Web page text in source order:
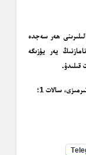
بالىلىرىنى ھەر سەجدە
يەر يۈزىگە
قىلىدۇ.
– بۇخارى، مەۋاقىت 2؛ مۇسلىم، مەساجىد 166-167؛ تىرمىزى، سالات 1؛